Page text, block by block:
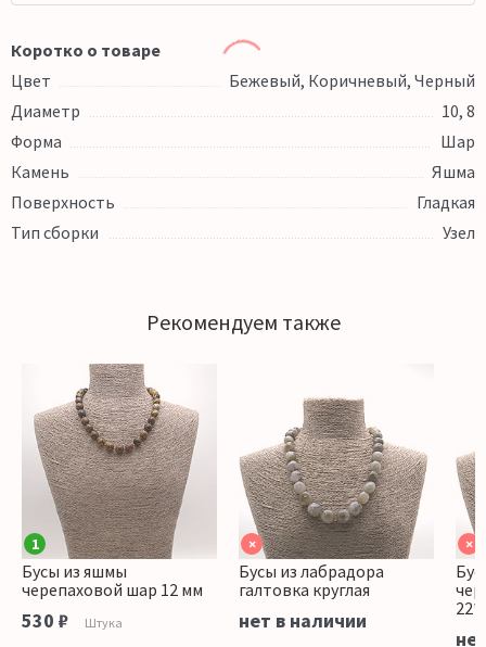
Коротко о товаре
Цвет
Бежевый, Коричневый, Черный
Диаметр
10, 8
Форма
Шар
Камень
Яшма
Поверхность
Гладкая
Тип сборки
Узел
Рекомендуем также
1
Бусы из яшмы
черепаховой шар 12 мм
530 ₽ Штука
×
Бусы из лабрадора
галтовка круглая
нет в наличии
×